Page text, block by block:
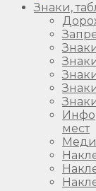
Знаки,
мест